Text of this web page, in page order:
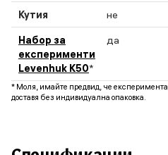
Кутия
не
Набор за
експерименти
Levenhuk K50*
да
* Моля, имайте предвид, че
доставя без индивидуална опаковка.